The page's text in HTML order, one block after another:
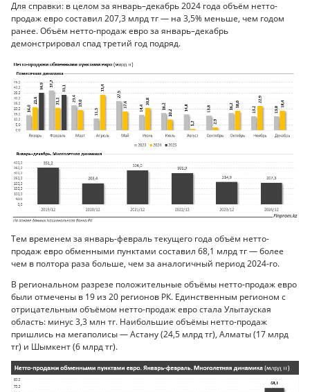
Для справки: в целом за январь–декабрь 2024 года объём нетто-
продаж евро составил 207,3 млрд тг — на 3,5% меньше, чем годом
ранее. Объём нетто-продаж евро за январь–декабрь
демонстрировал спад третий год подряд.
Тем временем за январь-февраль текущего года объём нетто-
продаж евро обменными пунктами составил 68,1 млрд тг — более
чем в полтора раза больше, чем за аналогичный период 2024-го.
В региональном разрезе положительные объёмы нетто-продаж евро
были отмечены в 19 из 20 регионов РК. Единственным регионом с
отрицательным объёмом нетто-продаж евро стала Улытауская
область: минус 3,3 млн тг. Наибольшие объёмы нетто-продаж
пришлись на мегаполисы — Астану (24,5 млрд тг), Алматы (17 млрд
тг) и Шымкент (6 млрд тг).